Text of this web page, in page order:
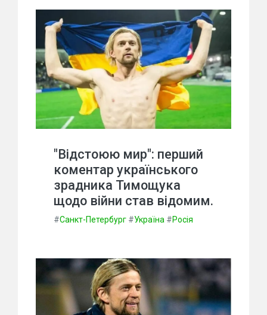
"Відстоюю мир": перший
коментар українського
зрадника Тимощука
щодо війни став відомим.
#Санкт-Петербург #Україна #Росія